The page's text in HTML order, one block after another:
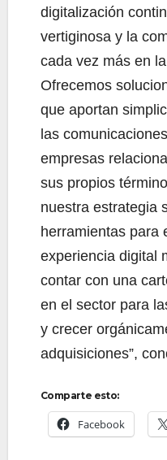
digitalización
vertiginosa y la
cada vez más en
Ofrecemos
que aportan
las
empresas
sus propios
nuestra estrategia
herramientas para
experiencia digital
contar con una
en el sector para
y crecer
adquisiciones”,
Comparte esto:
Facebook